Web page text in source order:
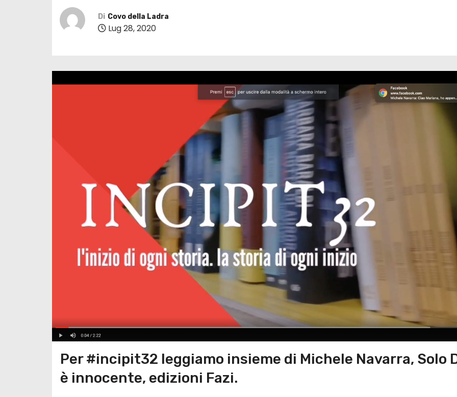
Di Covo della Ladra
Lug 28, 2020
Per #incipit32 leggiamo insieme di Michele Navarra, Solo
è innocente, edizioni Fazi.